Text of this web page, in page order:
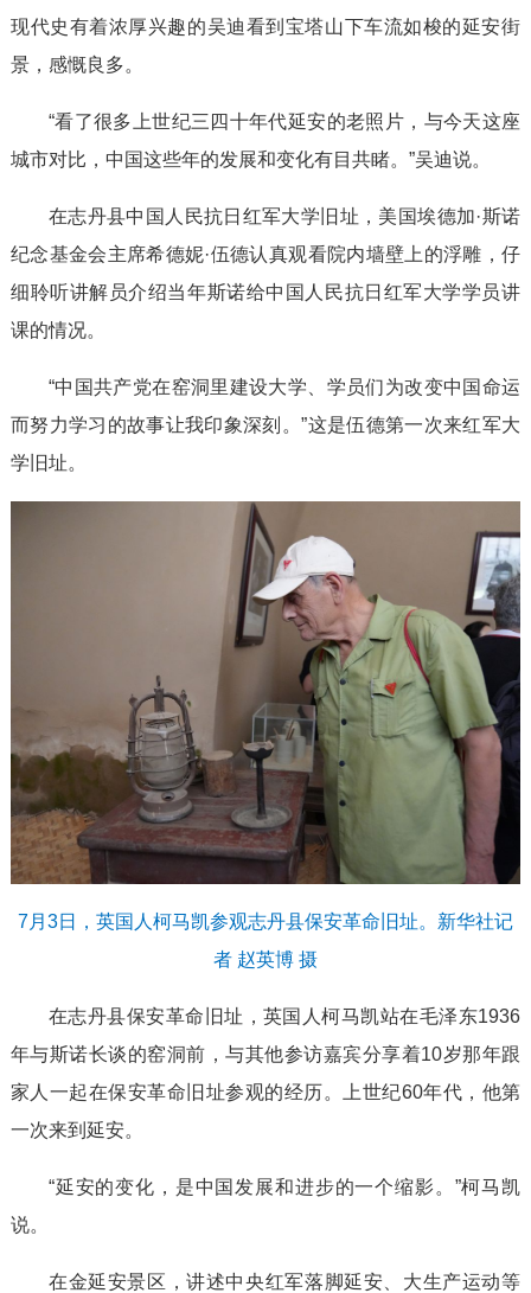
现代史有着浓厚兴趣的吴迪看到宝塔山下车流如梭的延安街
景，感慨良多。
“看了很多上世纪三四十年代延安的老照片，与今天这座
城市对比，中国这些年的发展和变化有目共睹。”吴迪说。
在志丹县中国人民抗日红军大学旧址，美国埃德加·斯诺
纪念基金会主席希德妮·伍德认真观看院内墙壁上的浮雕，仔
细聆听讲解员介绍当年斯诺给中国人民抗日红军大学学员讲
课的情况。
“中国共产党在窑洞里建设大学、学员们为改变中国命运
而努力学习的故事让我印象深刻。”这是伍德第一次来红军大
学旧址。
7月3日，英国人柯马凯参观志丹县保安革命旧址。新华社记
者 赵英博 摄
在志丹县保安革命旧址，英国人柯马凯站在毛泽东1936
年与斯诺长谈的窑洞前，与其他参访嘉宾分享着10岁那年跟
家人一起在保安革命旧址参观的经历。上世纪60年代，他第
一次来到延安。
“延安的变化，是中国发展和进步的一个缩影。”柯马凯
说。
在金延安景区，讲述中央红军落脚延安、大生产运动等